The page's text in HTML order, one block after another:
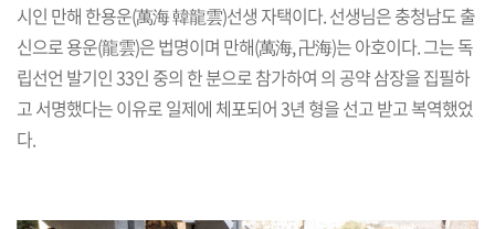
시인 만해 한용운(萬海 韓龍雲)선생 자택이다. 선생님은 충청남도 출
신으로 용운(龍雲)은 법명이며 만해(萬海, 卍海)는 아호이다. 그는 독
립선언 발기인 33인 중의 한 분으로 참가하여 의 공약 삼장을 집필하
고 서명했다는 이유로 일제에 체포되어 3년 형을 선고 받고 복역했었
다.